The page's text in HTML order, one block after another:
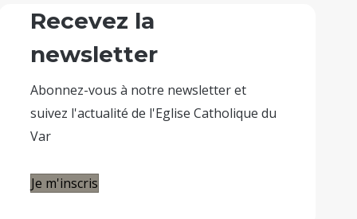
Recevez la
newsletter
Abonnez-vous à notre newsletter et
suivez l'actualité de l'Eglise Catholique du
Var
Je m'inscris